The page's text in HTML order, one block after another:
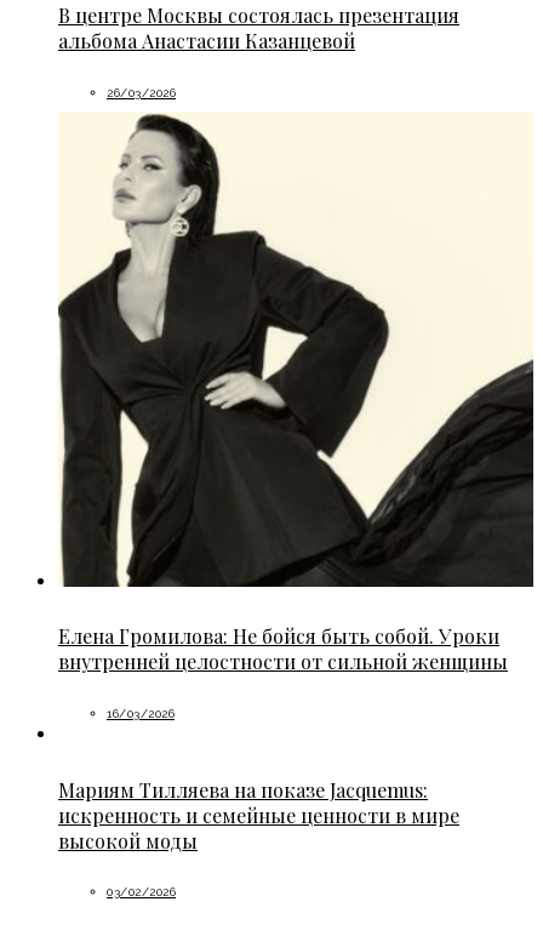
В центре Москвы состоялась презентация
альбома Анастасии Казанцевой
26/03/2026
Елена Громилова: Не бойся быть собой. Уроки
внутренней целостности от сильной женщины
16/03/2026
Мариям Тилляева на показе Jacquemus:
искренность и семейные ценности в мире
высокой моды
03/02/2026